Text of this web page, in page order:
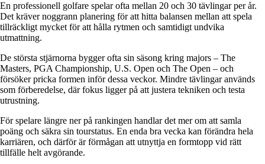
En professionell golfare spelar ofta mellan 20 och 30 tävlingar per år.
Det kräver noggrann planering för att hitta balansen mellan att spela
tillräckligt mycket för att hålla rytmen och samtidigt undvika
utmattning.
De största stjärnorna bygger ofta sin säsong kring majors – The
Masters, PGA Championship, U.S. Open och The Open – och
försöker pricka formen inför dessa veckor. Mindre tävlingar används
som förberedelse, där fokus ligger på att justera tekniken och testa
utrustning.
För spelare längre ner på rankingen handlar det mer om att samla
poäng och säkra sin tourstatus. En enda bra vecka kan förändra hela
karriären, och därför är förmågan att utnyttja en formtopp vid rätt
tillfälle helt avgörande.